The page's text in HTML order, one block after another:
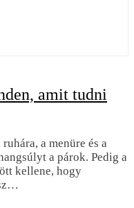
amit tudni
a menüre és a
a párok. Pedig a
kellene, hogy